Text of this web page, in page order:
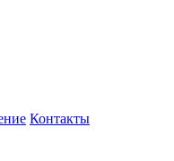
Контакты